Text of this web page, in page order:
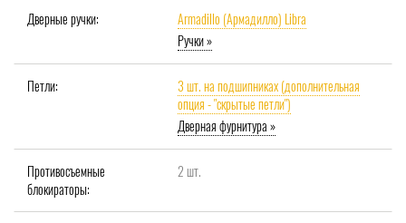
Дверные ручки:
Armadillo (Армадилло) Libra
Ручки »
Петли:
3 шт. на подшипниках (дополнительная
опция - "скрытые петли")
Дверная фурнитура »
Противосъемные
блокираторы:
2 шт.